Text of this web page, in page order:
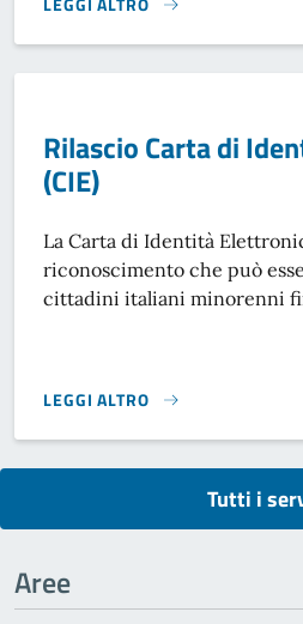
CERTIFICATI ANAGRAFICI -
Rilascio Carta di
(CIE)
La Carta di Identità
riconoscimento che può
cittadini italiani minorenni
LEGGI ALTRO
RILASCIO CARTA DI IDENTITÀ
Tutti i
Aree